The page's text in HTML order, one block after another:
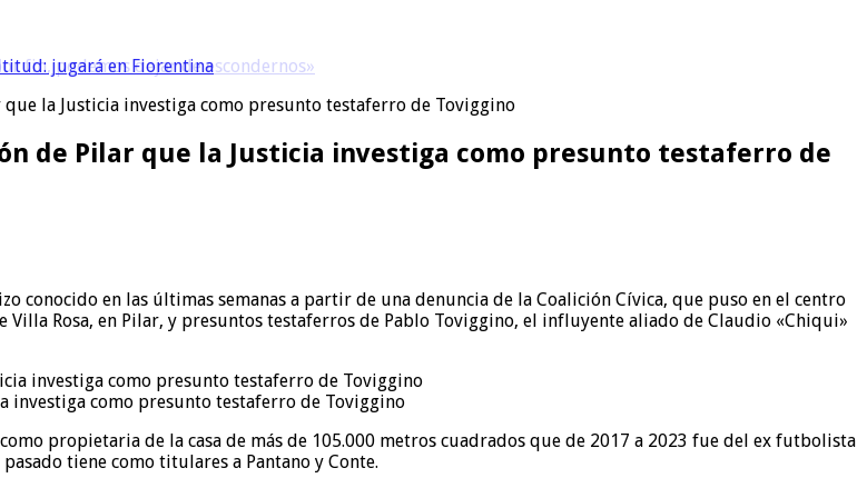
jugará en Fiorentina
la Justicia investiga como presunto testaferro de Toviggino
de Pilar que la Justicia investiga como presunto testaferro de
conocido en las últimas semanas a partir de una denuncia de la Coalición Cívica, que puso en el centro
Villa Rosa, en Pilar, y presuntos testaferros de Pablo Toviggino, el influyente aliado de Claudio «Chiqui»
investiga como presunto testaferro de Toviggino
propietaria de la casa de más de 105.000 metros cuadrados que de 2017 a 2023 fue del ex futbolista
tiene como titulares a Pantano y Conte.